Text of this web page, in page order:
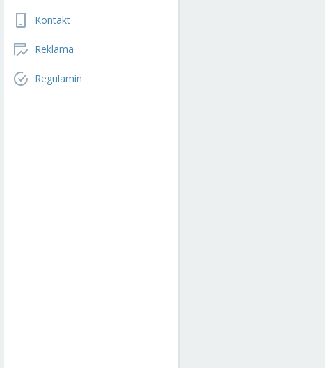
Kontakt
Reklama
Regulamin